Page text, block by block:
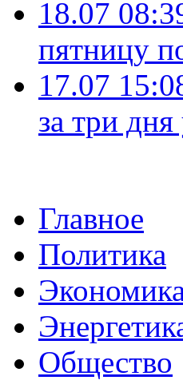
18.07
пятницу
17.07
за три
Главное
Политика
Общество